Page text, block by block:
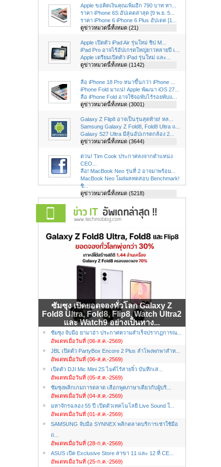
Apple ขอคิดเงินคุณเพิ่มอีก 790 บาท หา...
ราคา iPhone 6S อัปเดตล่าสุด [9 พ.ย. 5...
ราคา iPhone 6 iPhone 6 Plus อัปเดต [1...
ดูข่าวหมวดนี้ทั้งหมด (21)
Apple เปิดตัว iPad Air รุ่นใหม่ ชิป M...
iPad Pro อาจไร้อัปเกรดใหญ่ยาวหลายปี เ...
Apple เตรียมเปิดตัว iPad รุ่นใหม่ และ...
ดูข่าวหมวดนี้ทั้งหมด (1142)
ลือ iPhone 18 Pro หนาขึ้นกว่า iPhone ...
iPhone Fold มาแน่! Apple พัฒนา iOS 27...
ลือ iPhone Fold อาจใช้จอพับไร้รอยพับแ...
ดูข่าวหมวดนี้ทั้งหมด (3001)
Galaxy Z Flip8 อาจเป็นรุ่นสุดท้าย! หล...
Samsung Galaxy Z Fold8, Fold8 Ultra แ...
Galaxy S27 Ultra มีลุ้นอัปเกรดกล้อง 2...
ดูข่าวหมวดนี้ทั้งหมด (3644)
ด่วน! Tim Cook ประกาศลงจากตำแหน่ง
CEO...
ลือ! MacBook Neo รุ่นที่ 2 อาจมาพร้อม...
MacBook Neo โผล่ผลทดสอบ Benchmark!
ชิ...
ดูข่าวหมวดนี้ทั้งหมด (5218)
ซัมซุง เปิดยอดจองทั่วโลก Galaxy Z
Fold8 Ultra, Fold8, Flip8, Watch Ultra2
และ Watch9 อย่างเป็นทาง...
ซัมซุง จับมือ ยามาฮ่า ประกาศความสำเร็จปรากฏการณ...
อัพเดทเมื่อวันที่ (06-ส.ค.-2569)
JBL เปิดตัว PartyBox Encore 2 Plus ลำโพงพกพาสำห...
อัพเดทเมื่อวันที่ (06-ส.ค.-2569)
เปิดตัว DJI Mic Mini 2S ไมค์ไร้สายจิ๋ว บันทึกเส...
อัพเดทเมื่อวันที่ (05-ส.ค.-2569)
ซัมซุงพลิกเกมการตลาด เลือกพูดภาษาเดียวกับผู้บริ...
อัพเดทเมื่อวันที่ (04-ส.ค.-2569)
มหาจักรฉลอง 55 ปี เปิดตัวเทคโนโลยี Live Sound ใ...
อัพเดทเมื่อวันที่ (01-ส.ค.-2569)
SAMSUNG จับมือ SYNNEX พลิกตลาดบริการเช่าใช้มือ
ถ...
อัพเดทเมื่อวันที่ (28-ก.ค.-2569)
ASUS เปิด Exclusive Store สาขา 11 และ 12 ที่ CE...
อัพเดทเมื่อวันที่ (25-ก.ค.-2569)